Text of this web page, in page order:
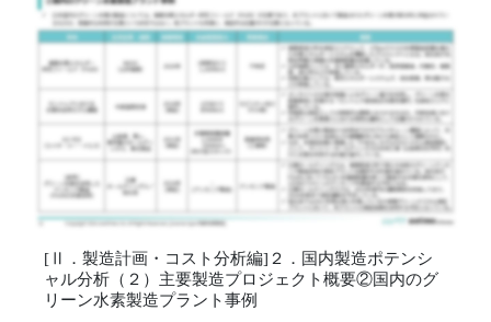
[Ⅱ．製造計画・コスト分析編]２．国内製造ポテンシ
ャル分析（２）主要製造プロジェクト概要②国内のグ
リーン水素製造プラント事例